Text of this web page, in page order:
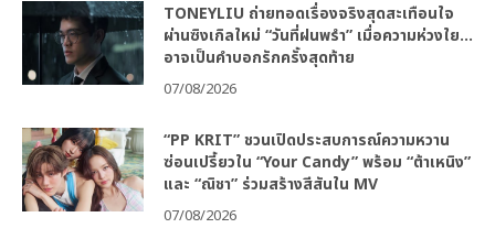
TONEYLIU ถ่ายทอดเรื่องจริงสุดสะเทือนใจ
ผ่านซิงเกิลใหม่ “วันที่ฝนพรำ” เมื่อความห่วงใย…
อาจเป็นคำบอกรักครั้งสุดท้าย
07/08/2026
“PP KRIT” ชวนเปิดประสบการณ์ความหวาน
ซ่อนเปรี้ยวใน “Your Candy” พร้อม “ต้าเหนิง”
และ “ณิชา” ร่วมสร้างสีสันใน MV
07/08/2026